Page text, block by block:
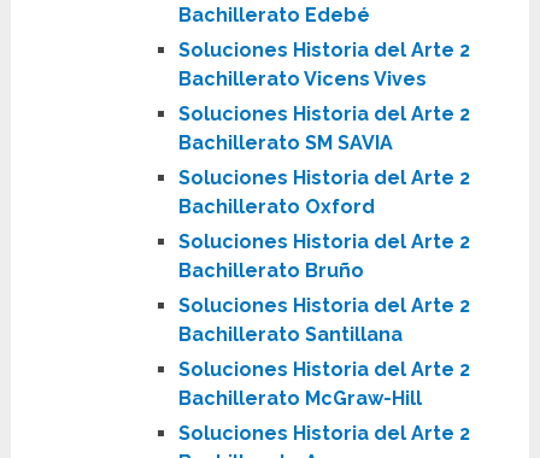
Bachillerato Edebé
Soluciones Historia del Arte 2
Bachillerato Vicens Vives
Soluciones Historia del Arte 2
Bachillerato SM SAVIA
Soluciones Historia del Arte 2
Bachillerato Oxford
Soluciones Historia del Arte 2
Bachillerato Bruño
Soluciones Historia del Arte 2
Bachillerato Santillana
Soluciones Historia del Arte 2
Bachillerato McGraw-Hill
Soluciones Historia del Arte 2